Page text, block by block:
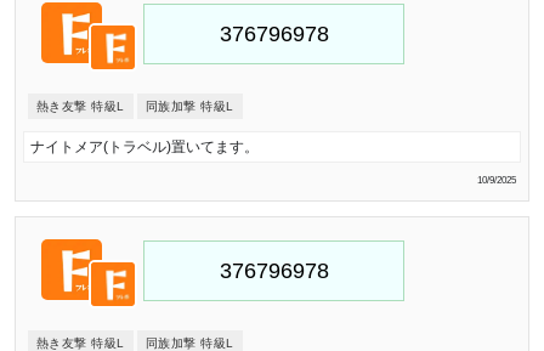
熱き友撃 特級L 同族加撃 特級L
ナイトメア(トラベル)置いてます。
10/9/2025
熱き友撃 特級L 同族加撃 特級L